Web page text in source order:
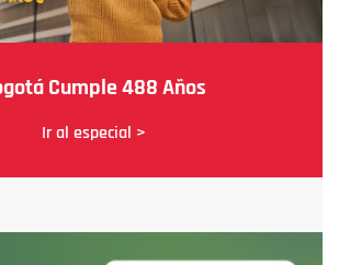
Cumple 488 Años
Ir al especial >